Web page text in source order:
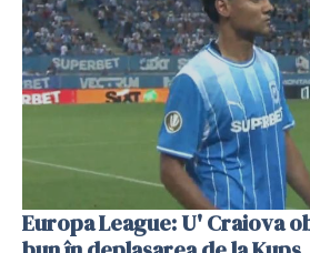
Europa League: U' Craiova